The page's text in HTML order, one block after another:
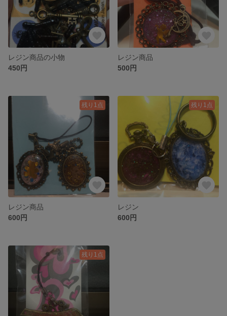
レジン商品の小物
450円
レジン商品
500円
残り1点
レジン商品
600円
残り1点
レジン
600円
残り1点